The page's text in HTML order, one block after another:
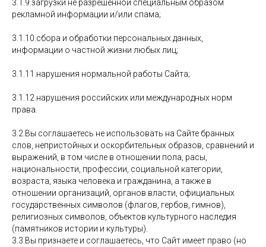
3.1.9.загрузки не разрешенной специальным образом
рекламной информации и/или спама;
3.1.10.сбора и обработки персональных данных,
информации о частной жизни любых лиц;
3.1.11.нарушения нормальной работы Сайта;
3.1.12.нарушения российских или международных норм
права.
3.2.Вы соглашаетесь не использовать на Сайте бранных
слов, непристойных и оскорбительных образов, сравнений и
выражений, в том числе в отношении пола, расы,
национальности, профессии, социальной категории,
возраста, языка человека и гражданина, а также в
отношении организаций, органов власти, официальных
государственных символов (флагов, гербов, гимнов),
религиозных символов, объектов культурного наследия
(памятников истории и культуры).
3.3.Вы признаете и соглашаетесь, что Сайт имеет право (но